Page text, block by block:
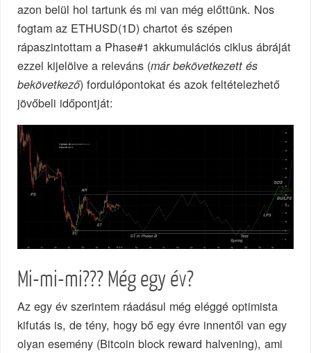
azon belül hol tartunk és mi van még előttünk. Nos
fogtam az ETHUSD(1D) chartot és szépen
rápaszintottam a Phase#1 akkumulációs ciklus ábráját
ezzel kijelölve a releváns (már bekövetkezett és
bekövetkező) fordulópontokat és azok feltételezhető
jövőbeli időpontját:
Mi-mi-mi??? Még egy év?
Az egy év szerintem ráadásul még eléggé optimista
kifutás is, de tény, hogy bő egy évre innentől van egy
olyan esemény (Bitcoin block reward halvening), ami